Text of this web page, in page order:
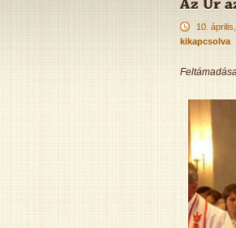
10.
kikapcsolva